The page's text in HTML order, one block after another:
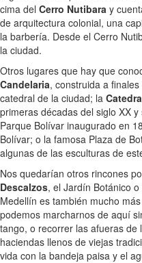
cima del Cerro Nutibara y
de arquitectura colonial, una
la barbería. Desde el Cerro
la ciudad.
Otros lugares que hay que
Candelaria, construida a
catedral de la ciudad; la
primeras décadas del siglo XX
Parque Bolívar inaugurado en
Bolívar; o la famosa Plaza de
algunas de las esculturas de
Nos quedarían otros rincones
Descalzos, el Jardín Botánico
Medellín es también mucho
podemos marcharnos de aquí
tango, o recorrer las afueras de
haciendas llenos de viejas
vida con la bandeja paisa y el